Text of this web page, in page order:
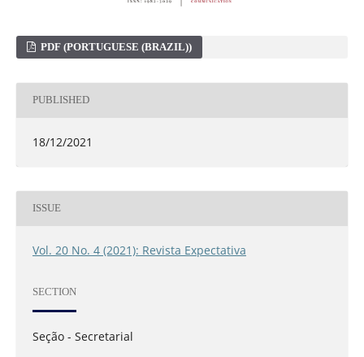
PDF (PORTUGUESE (BRAZIL))
PUBLISHED
18/12/2021
ISSUE
Vol. 20 No. 4 (2021): Revista Expectativa
SECTION
Seção - Secretarial